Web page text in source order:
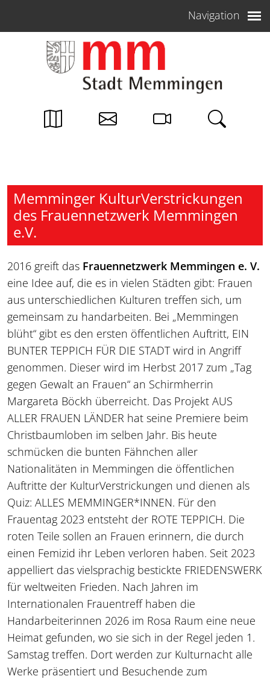
Navigation
Memminger KulturVerstrickungen
des Frauennetzwerk Memmingen
e.V.
2016 greift das Frauennetzwerk Memmingen e. V.
eine Idee auf, die es in vielen Städten gibt: Frauen
aus unterschiedlichen Kulturen treffen sich, um
gemeinsam zu handarbeiten. Bei „Memmingen
blüht“ gibt es den ersten öffentlichen Auftritt, EIN
BUNTER TEPPICH FÜR DIE STADT wird in Angriff
genommen. Dieser wird im Herbst 2017 zum „Tag
gegen Gewalt an Frauen“ an Schirmherrin
Margareta Böckh überreicht. Das Projekt AUS
ALLER FRAUEN LÄNDER hat seine Premiere beim
Christbaumloben im selben Jahr. Bis heute
schmücken die bunten Fähnchen aller
Nationalitäten in Memmingen die öffentlichen
Auftritte der KulturVerstrickungen und dienen als
Quiz: ALLES MEMMINGER*INNEN. Für den
Frauentag 2023 entsteht der ROTE TEPPICH. Die
roten Teile sollen an Frauen erinnern, die durch
einen Femizid ihr Leben verloren haben. Seit 2023
appelliert das vielsprachig bestickte FRIEDENSWERK
für weltweiten Frieden. Nach Jahren im
Internationalen Frauentreff haben die
Handarbeiterinnen 2026 im Rosa Raum eine neue
Heimat gefunden, wo sie sich in der Regel jeden 1.
Samstag treffen. Dort werden zur Kulturnacht alle
Werke präsentiert und Besuchende zum